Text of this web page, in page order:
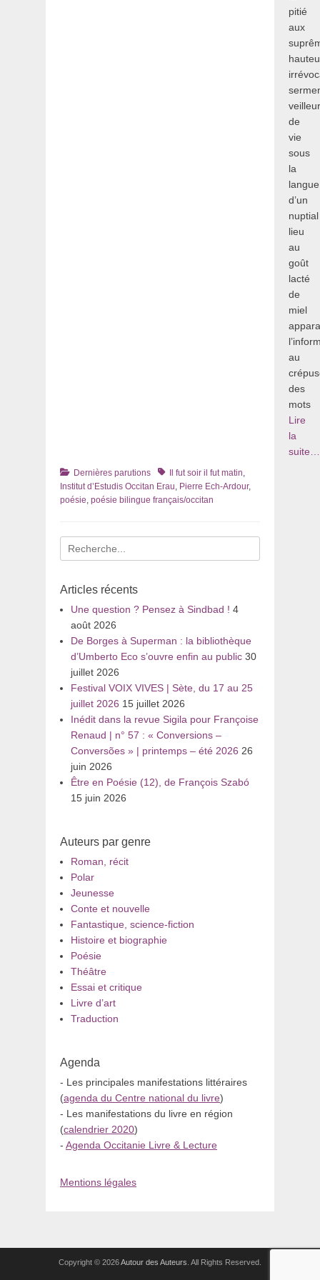
pitié
aux
veilleur
de
vie
sous
la
langue
d’un
nuptial
lieu
au
goût
lacté
de
miel
au
des
mots
Lire
la
suite…
Catégories
Dernières parutions TagsIl fut soir il fut matin,
Institut d’Estudis Occitan Erau, Pierre Ech-Ardour,
poésie, poésie bilingue français/occitan
Recherche
pour
Articles récents
Une question ? Pensez à Sindbad ! 4
août 2026
De Borges à Superman : la bibliothèque
d’Umberto Eco s’ouvre enfin au public 30
juillet 2026
Festival VOIX VIVES | Sète, du 17 au 25
juillet 2026 15 juillet 2026
Inédit dans la revue Sigila pour Françoise
Renaud | n° 57 : « Conversions –
Conversões » | printemps – été 2026 26
juin 2026
Être en Poésie (12), de François Szabó
15 juin 2026
Auteurs par genre
Roman, récit
Polar
Jeunesse
Conte et nouvelle
Fantastique, science-fiction
Histoire et biographie
Poésie
Théâtre
Essai et critique
Livre d’art
Traduction
Agenda
- Les principales manifestations littéraires
(agenda du Centre national du livre)
- Les manifestations du livre en région
(calendrier 2020)
- Agenda Occitanie Livre & Lecture
Mentions légales
Copyright © 2026Autour des Auteurs . All Rights Reserved.